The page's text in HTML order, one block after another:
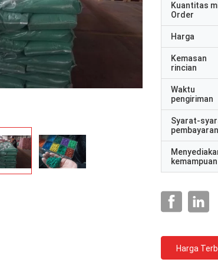
Kuantitas
Order
Harga
Kemasan
rincian
Waktu
pengiriman
Syarat-
pembayaran
kemampuan
Harga